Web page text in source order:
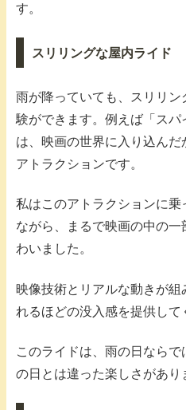
す。
スリリングな屋内ライド
雨が降っていても、スリリ
験ができます。例えば「スパ
は、映画の世界に入り込ん
アトラクションです。
私はこのアトラクションに
ながら、まるで映画の中の
わいました。
映像技術とリアルな動きが
れるほどの没入感を提供して
このライドは、雨の日なら
の日とは違った楽しさがあり